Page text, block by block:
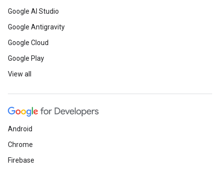
Google AI Studio
Google Antigravity
Google Cloud
Google Play
View all
Android
Chrome
Firebase